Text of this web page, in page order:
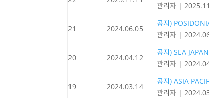
관리자 |
21 2024.06.05
공지)
관리자 |
20 2024.04.12
공지) SEA
관리자 |
19 2024.03.14
공지) ASIA
관리자 |